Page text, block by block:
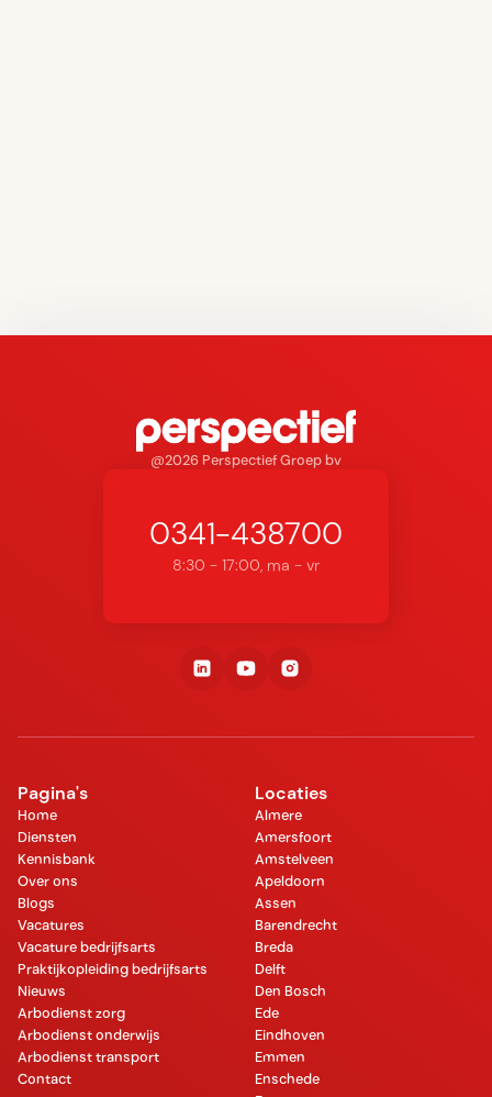
@2026 Perspectief Groep bv
0341-438700
8:30 - 17:00, ma - vr
Pagina's
Home
Diensten
Kennisbank
Over ons
Blogs
Vacatures
Vacature bedrijfsarts
Praktijkopleiding bedrijfsarts
Nieuws
Arbodienst zorg
Arbodienst onderwijs
Arbodienst transport
Contact
Locaties
Almere
Amersfoort
Amstelveen
Apeldoorn
Assen
Barendrecht
Breda
Delft
Den Bosch
Ede
Eindhoven
Emmen
Enschede